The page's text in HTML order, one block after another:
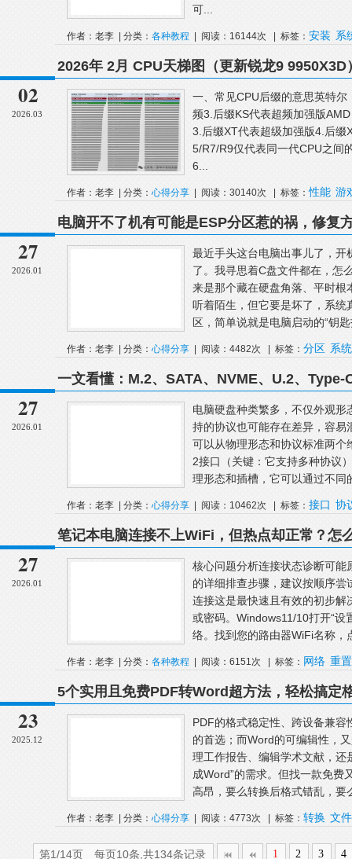
可...
作者：老李 | 分类： 各种教程 | 阅读：16144次 | 标签： 安装 系
02
2026.03
2026年 2月 CPU天梯图（更新锐龙9 9950X3D
一、常见CPU后缀的意思英特
频3.后缀KS代表超频加强版
3.后缀XT代表超级加强版4.后缀
5/R7/R9仅代表同一代CPU之间
6...
作者：老李 | 分类： 心得分享 | 阅读：30140次 | 标签：性能 游
27
2026.01
电脑开不了机有可能是ESP分区惹的祸，修复
最近手头这台电脑出事儿了，
了。我寻思着C盘文件都在，怎
来是那个藏在硬盘角落、平时根
听着陌生，但它要是坏了，系统
区，简单说就是电脑启动的“钥
作者：老李 | 分类： 心得分享 | 阅读：4482次 | 标签： 分区 系统
27
2026.01
一文看懂：M.2、SATA、NVME、U.2、Type-
电脑硬盘种类繁多，不仅外观
持的协议也可能存在差异，容
可以从物理形态和协议标准两
2接口（关键：它支持多种协议
理形态和插槽，它可以通过不同
作者：老李 | 分类： 心得分享 | 阅读：10462次 | 标签： 接口 协
27
2026.01
笔记本电脑连接不上WiFi，但热点却正常？怎
核心问题分析连接状态诊断可
的详细排查步骤，建议按顺序
连接这是最快速且有效的初步
或密码。Windows11/10打开“设
络。找到您的路由器WiFi名称，
作者：老李 | 分类： 各种教程 | 阅读：6151次 | 标签： 网络 重置
23
2025.12
5个实用且免费PDF转Word超方法，轻松搞定
PDF的格式稳定性、跨设备兼
的首选；而Word的可编辑性，
理工作报告、编辑学术文献，还
成Word”的需求。但找一款免
高昂，要么转换后格式错乱，要
作者：老李 | 分类： 心得分享 | 阅读：4773次 | 标签： 转换 文件
第1/14页 每页10条,共134条记录 1 2 3 4